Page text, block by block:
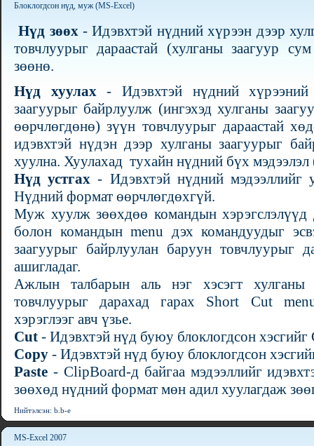
Блоклогдсон нүд, муж (MS-Excel)
Нүд зөөх- Идэвхтэй нүдний хүрээн дээр
товчлуурыг дараастай (хулганы заагуур
зөөнө.
Нүд хуулах- Идэвхтэй нүдний хүрээний
заагуурыг байрлуулж (ингэхэд хулганы
өөрчлөгдөнө) зүүн товчлуурыг дараастай
идэвхтэй нүдэн дээр хулганы заагуурыг
хуулна. Хуулахад тухайн нүдний бүх мэдээлэл
Нүд устгах - Идэвхтэй нүдний мэдээллийг
Нүдний формат өөрчлөгдөхгүй.
Муж хуулж зөөхдөө командын хэрэгслэлүүд
болон командын menu дэх командуудыг
заагуурыг байрлуулан баруун товчлуурыг
ашигладаг.
Ажлын талбарын аль нэг хэсэгт хулганы
товчлуурыг дарахад гарах Short Cut
хэрэглээг авч үзье.
Cut - Идэвхтэй нүд буюу блоклогдсон
Copy - Идэвхтэй нүд буюу блоклогдсон
Paste - ClipBoard-д байгаа мэдээллийг
зөөхөд нүдний формат мөн адил хуулагдаж
Нийтэлсэн: b.b-e
MS-Excel 2007